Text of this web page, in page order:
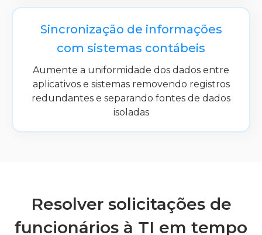
Sincronização de informações
com sistemas contábeis
Aumente a uniformidade dos dados entre
aplicativos e sistemas removendo registros
redundantes e separando fontes de dados
isoladas
Resolver solicitações de
funcionários à TI em tempo